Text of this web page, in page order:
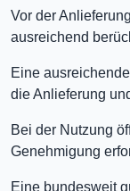
Vor der
ausreichend
Eine
die Anlieferung
Bei der Nutzung
Genehmigung
Eine bundesweit